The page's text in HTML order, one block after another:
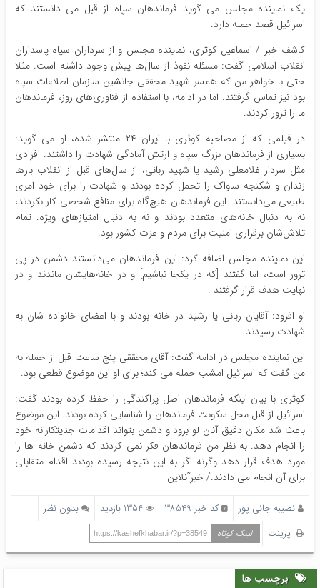
یک نماینده مجلس می گوید فرماندهان سپاه از قبل می دانستند که
اسرائیل قصد حمله دارد.
کاشف خبر / اسماعیل کوثری، نماینده مجلس و از سرداران سپاه پاسداران
انقلاب اسلامی گفت: مسئله نفوذ از سال‌ها پیش وجود داشته است. مثلا
حتی با خواهر من که همسر شهید محققی جانشین سازمان اطلاعات سپاه
بود نیز تماس گرفتند. اما در ادامه، با استفاده از فناوری‌های روز، فرماندهان
ما را ترور کردند.
در فیلمی که از مصاحبه کوثری با ایران ۲۴ منتشر شده، او می گوید:
بسیاری از فرماندهان بزرگ سپاه و ارتش آمادگی شهادت را داشتند. افرادی
مثل سردار غلامعلی رشید یا شهید ربانی، از سال‌های قبل از انقلاب بارها
زندان و شکنجه ساواک را تحمل کرده بودند و شهادت را برای خود امری
طبیعی می‌دانستند. این فرماندهان هیچ‌گاه برای منافع شخصی کار نکردند،
نه به دنبال خانه‌های متعدد بودند و نه به دنبال امتیازهای ویژه. تمام
تلاش‌شان برقراری امنیت برای مردم و عزت کشور بود.
این نماینده مجلس اضافه کرد: این فرماندهان می‌دانستند دشمن در پی
ترور است، اما گفتند [که در یکجا نباشیم] و در خانه‌هایشان ماندند و در
نهایت هدف قرار گرفتند .
او افزود: آقایان ربانی یا رشید در خانه بودند و با اعضای خانواده شان به
شهادت رسیدند.
این نماینده مجلس در ادامه گفت: آقای محققی پنج ساعت قبل از حمله به
من گفت که اسرائیل امشب حمله می کند؛ برای او این موضوع قطعی بود.
کوثری با بیان اینکه فرماندهان اصل پراکندگی را حفظ کرده بودند گفت:
اسرائیل از قبل محل سکونت فرماندهان را شناسایی کرده بودند. این موضوع
باعث شد مکان دقیق آنان لو برود و دشمن بتواند اقدامات جنایتکارانه خود
را انجام دهد. به نظر من فرماندهان فکر نمی کردند که دشمن خانه ها را
مورد هدف قرار دهد وگرنه اگر به این نتیجه رسیده بودند اقدام متقابلی
برای آن انجام می دادند./ خبرآنلاین
نصیبه جانی پور کد خبر 38549 1354 بازدید
بدون نظر
پرینت
لینک کوتاه https://kashefkhabar.ir/?p=38549
برچسب ها